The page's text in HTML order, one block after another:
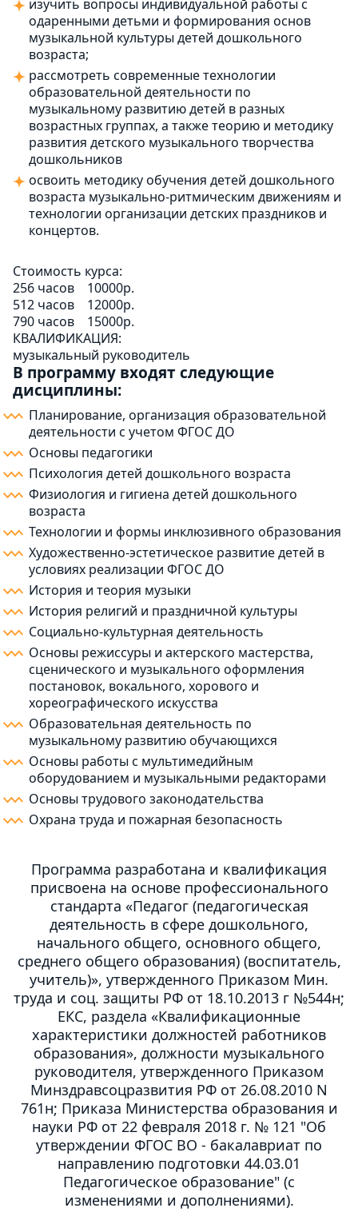
изучить вопросы индивидуальной работы с
одаренными детьми и формирования основ
музыкальной культуры детей дошкольного
возраста;
рассмотреть современные технологии
образовательной деятельности по
музыкальному развитию детей в разных
возрастных группах, а также теорию и методику
развития детского музыкального творчества
дошкольников
освоить методику обучения детей дошкольного
возраста музыкально-ритмическим движениям и
технологии организации детских праздников и
концертов.
Стоимость курса:
256 часов
10000р.
512 часов
12000р.
790 часов
15000р.
КВАЛИФИКАЦИЯ:
музыкальный руководитель
В программу входят следующие
дисциплины:
Планирование, организация образовательной
деятельности с учетом ФГОС ДО
Основы педагогики
Психология детей дошкольного возраста
Физиология и гигиена детей дошкольного
возраста
Технологии и формы инклюзивного образования
Художественно-эстетическое развитие детей в
условиях реализации ФГОС ДО
История и теория музыки
История религий и праздничной культуры
Социально-культурная деятельность
Основы режиссуры и актерского мастерства,
сценического и музыкального оформления
постановок, вокального, хорового и
хореографического искусства
Образовательная деятельность по
музыкальному развитию обучающихся
Основы работы с мультимедийным
оборудованием и музыкальными редакторами
Основы трудового законодательства
Охрана труда и пожарная безопасность
Программа разработана и квалификация
присвоена на основе профессионального
стандарта «Педагог (педагогическая
деятельность в сфере дошкольного,
начального общего, основного общего,
среднего общего образования) (воспитатель,
учитель)», утвержденного Приказом Мин.
труда и соц. защиты РФ от 18.10.2013 г №544н;
ЕКС, раздела «Квалификационные
характеристики должностей работников
образования», должности музыкального
руководителя, утвержденного Приказом
Минздравсоцразвития РФ от 26.08.2010 N
761н; Приказа Министерства образования и
науки РФ от 22 февраля 2018 г. № 121 "Об
утверждении ФГОС ВО - бакалавриат по
направлению подготовки 44.03.01
Педагогическое образование" (с
изменениями и дополнениями).